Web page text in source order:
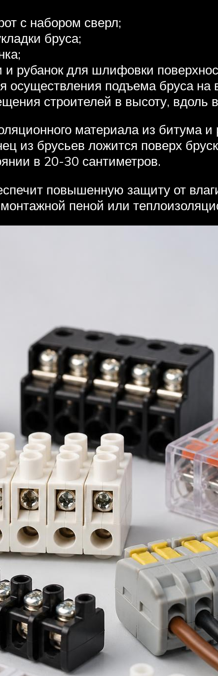
с набором сверл;
бруса;
и рубанок для шлифовки
осуществления подъема бруса на
строителей в высоту, вдоль
материала из битума
из брусьев ложится поверх
в 20-30 сантиметров.
повышенную защиту от
пеной или